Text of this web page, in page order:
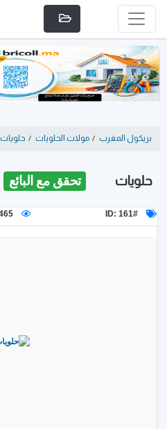
بريكول المغرب / مولات الحلويات / حلويات
حلويات تحقق مع البائع
ID: 161#
465